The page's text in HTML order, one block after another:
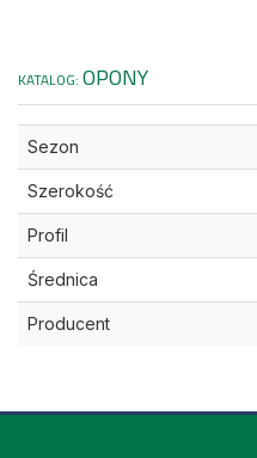
KATALOG: OPONY
Sezon
Szerokość
Profil
Średnica
Producent